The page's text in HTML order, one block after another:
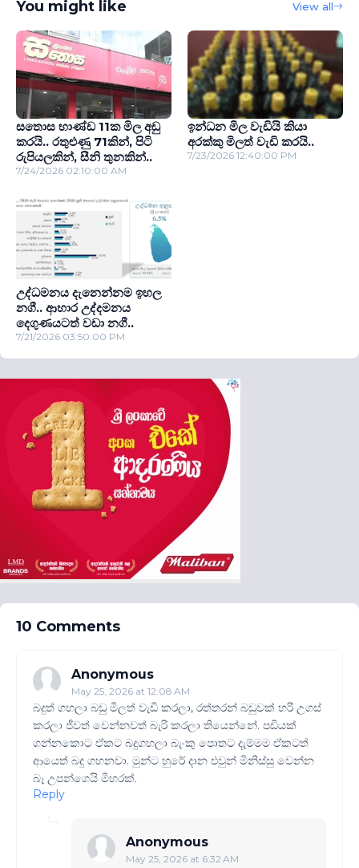
You might like View all
සතොස භාණ්ඩ 11ක මිල අඩු
කරයි.. රතුළුණු 71කින්, පිටි
රුපියලකින්, සීනි තුනකින්..
7/24/2026 02:10:00 AM
ඉන්ධන මිල වැඩියි කියා
අරක්කු මිලත් වැඩි කරයි..
7/23/2026 12:40:00 PM
උද්ධමනය දැනෙන්නම ඉහල
නගී.. ආහාර උද්දමනය
දෙගුණයටත් වඩා නගී..
7/21/2026 03:50:00 PM
10 Comments
Anonymous
May 25, 2026 at 12:08 AM
බදුත් ගහලා බඩු මිලත් වැඩි කරලා, රත්තරන් බඩුවක් හරි උගස්
කරලා ජීවත් වෙන්නවත් බැරි කරලා තියෙන්නේ. පඩියක්
ගන්නකොට ඒකට බදුගහලා බැංකු පොතට දැම්මම ඒකටත්
ආයෙත් බදු ගහනවා. මුන්ට හුරේ දාන එවුන් මිනිස්සු වෙන්න
බෑ උපන්ගෙයි මීහරක්.
Reply
Anonymous
May 25, 2026 at 6:32 AM